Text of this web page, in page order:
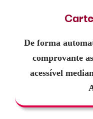
De forma
comprovante
acessível